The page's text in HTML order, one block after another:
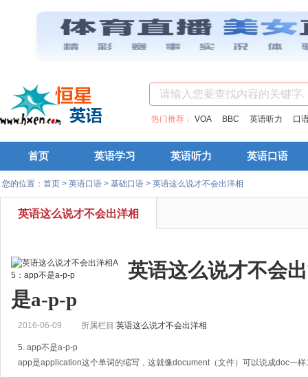
热门推荐： VOA BBC 英语听力 口
首页 英语学习 英语听力 英语口语
您的位置： 首页 > 英语口语 > 基础口语 > 英语这么说才不会出洋相
英语这么说才不会出洋相
英语这么说才不会
是a-p-p
2016-06-09 所属栏目:英语这么说才不会出洋相
5. app不是a-p-p
app是application这个单词的缩写，这就像document（文件）可以说成doc一